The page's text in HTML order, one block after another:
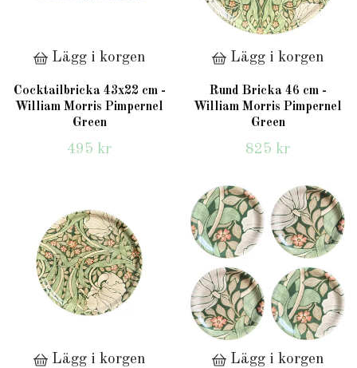
Lägg i korgen
Cocktailbricka 43x22 cm -
William Morris Pimpernel
Green
495 kr
Lägg i korgen
Rund Bricka 46 cm -
William Morris Pimpernel
Green
825 kr
Lägg i korgen Lägg i korgen